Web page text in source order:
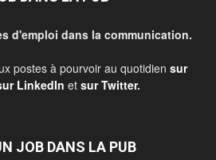
d'emploi dans la communication.
postes à pourvoir au quotidien sur
LinkedIn et sur Twitter.
JOB DANS LA PUB